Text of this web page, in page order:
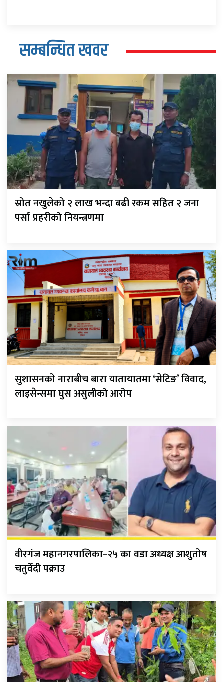
सम्बन्धित खवर
स्रोत नखुलेको २ लाख भन्दा बढी रकम सहित २ जना
पर्सा प्रहरीको नियन्त्रणमा
सुशासनको नाराबीच बारा यातायातमा ‘सेटिङ’ विवाद,
लाइसेन्समा घुस असुलीको आरोप
वीरगंज महानगरपालिका–२५ का वडा अध्यक्ष आशुतोष
चतुर्वेदी पक्राउ